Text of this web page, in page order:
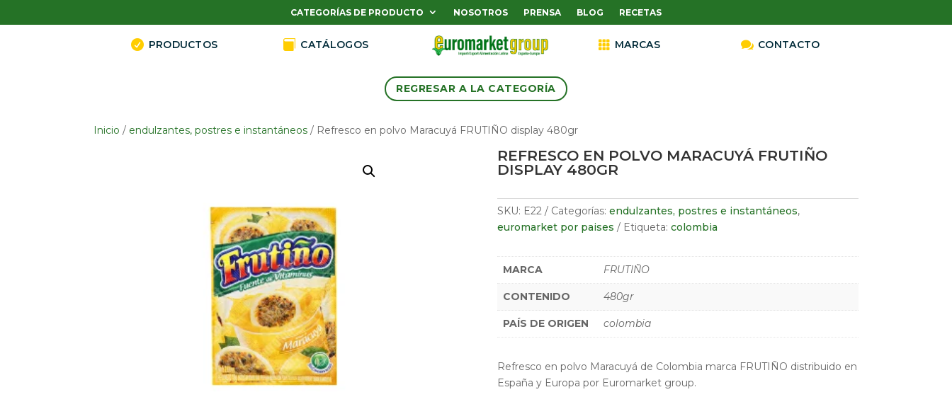
CATEGORÍAS DE PRODUCTO NOSOTROS PRENSA BLOG RECETAS
 PRODUCTOS  CATÁLOGOS  MARCAS  CONTACTO
REGRESAR A LA CATEGORÍA
Inicio / endulzantes, postres e instantáneos / Refresco en polvo Maracuyá FRUTIÑO display 480gr
REFRESCO EN POLVO MARACUYÁ FRUTIÑO
DISPLAY 480GR
SKU: E22 Categorías: endulzantes, postres e instantáneos,
euromarket por paises
Etiqueta: colombia
MARCA FRUTIÑO
CONTENIDO 480gr
PAÍS DE ORIGEN colombia
Refresco en polvo Maracuyá de Colombia marca FRUTIÑO distribuido en
España y Europa por Euromarket group.